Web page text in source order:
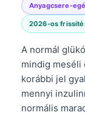
Anyagcsere-
2026-os
A normál
mindig
korábbi jel
mennyi
normális